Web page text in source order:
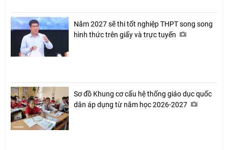
Năm 2027 sẽ thi tốt nghiệp THPT song song
hình thức trên giấy và trực tuyến
Sơ đồ Khung cơ cấu hệ thống giáo dục quốc
dân áp dụng từ năm học 2026-2027